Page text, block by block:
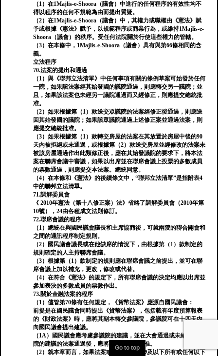
（1）在1Majlis-e-Shoora（議會）中進行的任何程序的有效性均不
得以程序的任何不規範為由而提出質疑。
（2）在1Majlis-e-Shoora（議會）中，其權力或職權由《憲法》賦
予或根據《憲法》賦予，以規範程序或商業行為，或維持1Majlis-e-
Shoora（議會）的秩序。受任何法院關於行使這些權力的管轄。
（3）在本條中，1Majlis-e-Shoora（議會）具有與第66條相同的含
義。
立法程序
70.法案的提出和通過
（1）與《聯邦立法清單》中任何事項有關的條例草案可始發於任何
一院，如果該法案經其始發國的議院通過，則應轉交另一議院；並
且，如果該法案也未經另一議院通過而又經修正，則應提交總統批
准。
（2）如果根據第（1）款送交眾議院的法案經修正後通過，則應送
回其始發國的議院；如果該眾議院通過上述修正案並通過法案，則
應提交總統批准。 。
（3）如果根據第（1）款轉交房屋的法案在其放置於房屋中後的90
天內被拒絕或未通過，或根據第（2）款送交房屋並經修改的法案未
被該房屋通過作出此類修正後，應在其始發議院的要求下，將本法
案在聯席會議中審議，如果以出席並在聯席會議上投票的多數成員
的票數通過，則應提交本法案。總統同意。
（4）在本條和《憲法》的後續條文中，“聯邦立法清單”是指附表4
中的聯邦立法清單。
71.調解委員會
《 2010年憲法（第十八修正案）法》省略了調解委員會（2010年第
10號），24由各種成文法則修訂。
72.聯席會議的程序
（1）總統在與國民議會議長和主席協商後，可就兩院的聯合開會和
之間的通訊程序制定規則。
（2）國民議會議長或在他缺席的情況下，由根據第（1）款制定的
規則確定的人主持聯席會議。
（3）根據第（1）款制定的規則應在聯席會議之前提出，並可在聯
席會議上加以補充，更改，修改或代替。
（4）在符合《憲法》的規定下，所有聯席會議的決定均應以出席並
參加表決的多數成員的票數作出。
73.關於金融法案的程序
（1）儘管第70條有任何規定，《貨幣法案》應源自國民議會：
前提是在國民議會同時提出《貨幣法案》，包括載有年度預算報表
的《財政法案》時，應將其副本轉交參議院，參議院可在十四天內
向國民議會提出建議。
（1A）國民議會應考慮參議院的建議，並在大會通過或未納入參議
院的建議的法案通過後，應將其提交總統批准。
（2）就本章而言，如果法案或修正案包含涉及以下所有或任何以下
Go to top